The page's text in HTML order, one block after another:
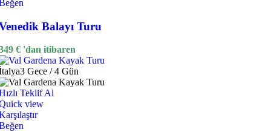
Balayı Turu
€ 'dan itibaren
3 Gece / 4 Gün
Teklif Al
view